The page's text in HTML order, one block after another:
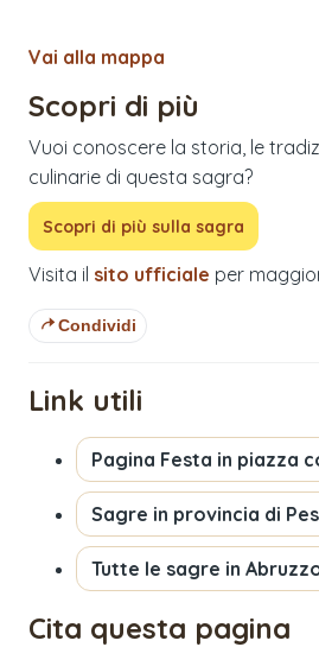
Vai alla mappa
Scopri di più
Vuoi conoscere la storia, le
culinarie di questa sagra?
Scopri di più sulla sagra
Visita il sito ufficiale per
Condividi
Link utili
Pagina Festa in piazza
Sagre in provincia di
Tutte le sagre in
Cita questa pagina